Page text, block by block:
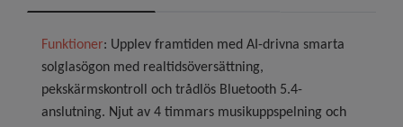
Funktioner: Upplev framtiden med AI-drivna smarta
solglasögon med realtidsöversättning,
pekskärmskontroll och trådlös Bluetooth 5.4-
anslutning. Njut av 4 timmars musikuppspelning och